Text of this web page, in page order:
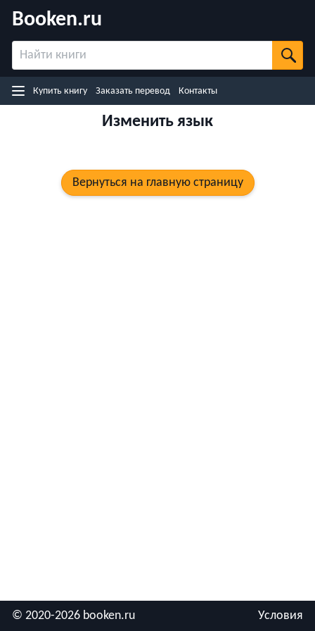
Booken.ru
Купить книгу Заказать перевод Контакты
Назад
Купить книгу на японском (Rakuten)
Купить книгу на Kobo.com
Купить книгу на Google Play
Изменить язык
Вернуться на главную страницу
© 2020-2026 booken.ru Условия